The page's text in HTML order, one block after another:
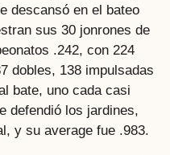
descansó en el bateo
sus 30 jonrones de
.242, con 224
dobles, 138 impulsadas
bate, uno cada casi
defendió los jardines,
y su average fue .983.